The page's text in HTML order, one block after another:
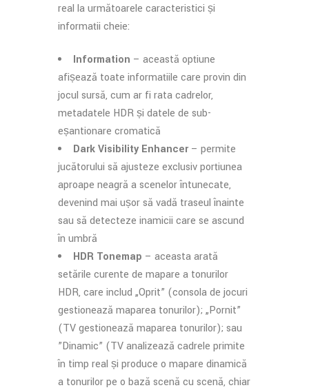
real la următoarele caracteristici și
informații cheie:
Information – această opțiune
afișează toate informațiile care provin din
jocul sursă, cum ar fi rata cadrelor,
metadatele HDR și datele de sub-
eșantionare cromatică
Dark Visibility Enhancer – permite
jucătorului să ajusteze exclusiv porțiunea
aproape neagră a scenelor întunecate,
devenind mai ușor să vadă traseul înainte
sau să detecteze inamicii care se ascund
în umbră
HDR Tonemap – aceasta arată
setările curente de mapare a tonurilor
HDR, care includ „Oprit” (consola de jocuri
gestionează maparea tonurilor); „Pornit”
(TV gestionează maparea tonurilor); sau
”Dinamic” (TV analizează cadrele primite
în timp real și produce o mapare dinamică
a tonurilor pe o bază scenă cu scenă, chiar